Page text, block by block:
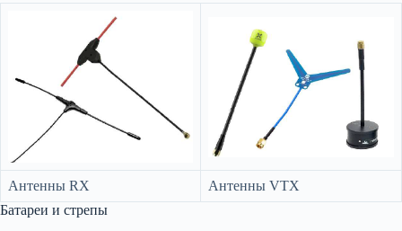
Антенны RX
Антенны VTX
Батареи и стрепы